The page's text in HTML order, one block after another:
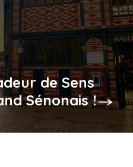
de Sens
Sénonais !